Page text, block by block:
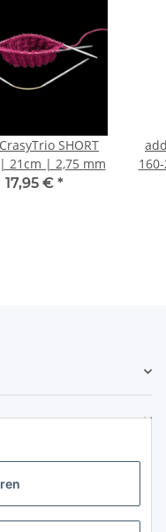
SHORT
21cm | 2,75 mm
17,95 € *